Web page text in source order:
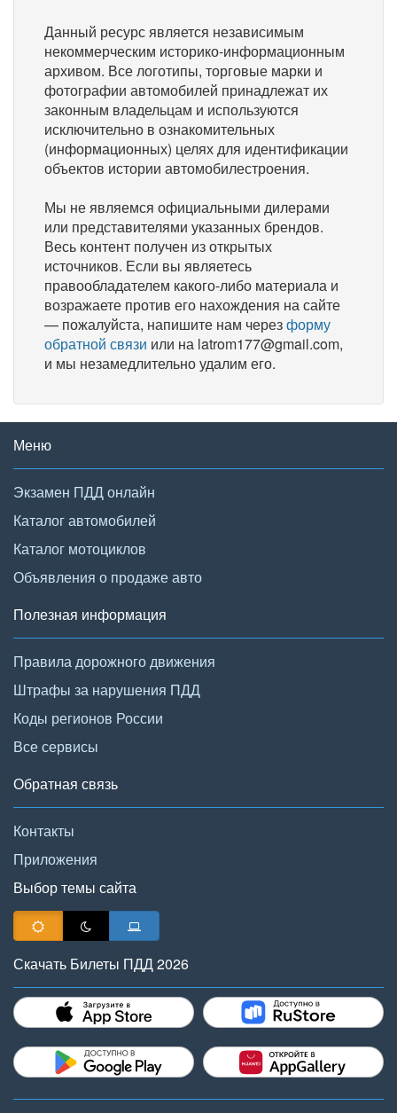
Данный ресурс является независимым
некоммерческим историко-информационным
архивом. Все логотипы, торговые марки и
фотографии автомобилей принадлежат их
законным владельцам и используются
исключительно в ознакомительных
(информационных) целях для идентификации
объектов истории автомобилестроения.
Мы не являемся официальными дилерами
или представителями указанных брендов.
Весь контент получен из открытых
источников. Если вы являетесь
правообладателем какого-либо материала и
возражаете против его нахождения на сайте
— пожалуйста, напишите нам черезформу
обратной связи или на latrom177@gmail.com,
и мы незамедлительно удалим его.
Меню
Экзамен ПДД онлайн
Каталог автомобилей
Каталог мотоциклов
Объявления о продаже авто
Полезная информация
Правила дорожного движения
Штрафы за нарушения ПДД
Коды регионов России
Все сервисы
Обратная связь
Контакты
Приложения
Выбор темы сайта
Скачать Билеты ПДД 2026